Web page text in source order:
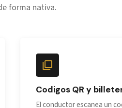
forma nativa.
Codigos QR y
El conductor escanea un